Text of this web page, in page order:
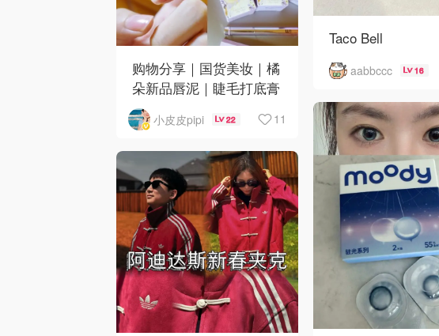
购物分享｜国货美妆｜橘
朵新品唇泥｜睫毛打底膏
｜日韩小物｜眼线笔｜美
甲DIY💅
小皮皮pipi 22 11
Taco Bell
aabbccc 16